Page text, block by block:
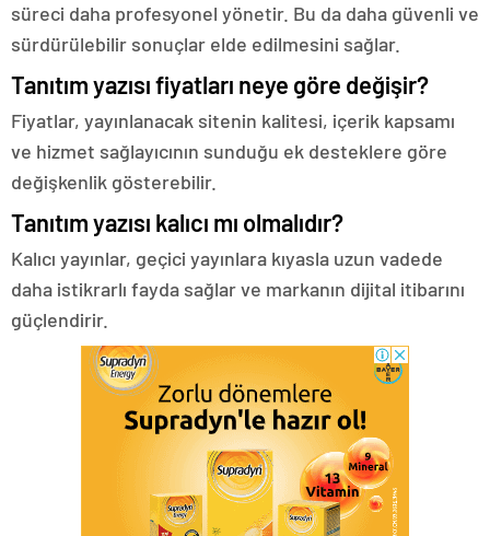
süreci daha profesyonel yönetir. Bu da daha güvenli ve
sürdürülebilir sonuçlar elde edilmesini sağlar.
Tanıtım yazısı fiyatları neye göre değişir?
Fiyatlar, yayınlanacak sitenin kalitesi, içerik kapsamı
ve hizmet sağlayıcının sunduğu ek desteklere göre
değişkenlik gösterebilir.
Tanıtım yazısı kalıcı mı olmalıdır?
Kalıcı yayınlar, geçici yayınlara kıyasla uzun vadede
daha istikrarlı fayda sağlar ve markanın dijital itibarını
güçlendirir.